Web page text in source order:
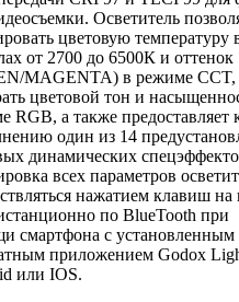
Осветитель
цветовую температуру
от 2700 до 6500К и оттенок
MAGENTA) в режиме CCT,
цветовой тон и
RGB, а также предоставляет
один из 14
динамических
всех параметров
нажатием клавиш на
по BlueTooth при
смартфона с установленным
приложением Godox
или IOS.